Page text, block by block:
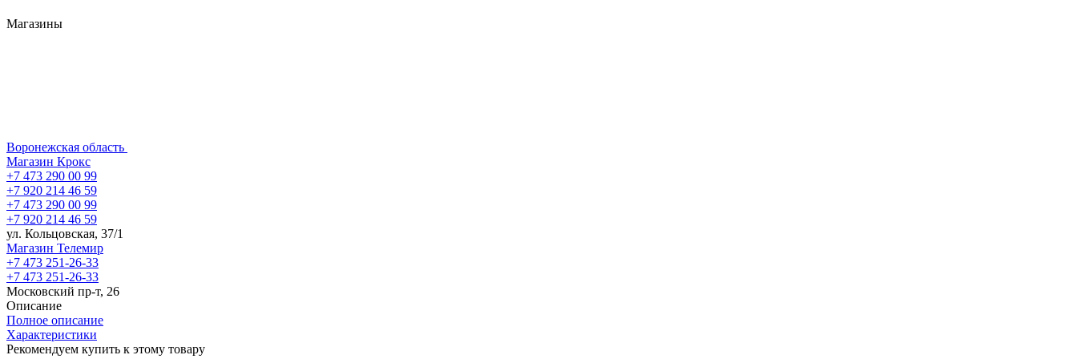
Магазины
Воронежская область
Магазин Крокс
+7 473 290 00 99
+7 920 214 46 59
+7 473 290 00 99
+7 920 214 46 59
ул. Кольцовская, 37/1
Магазин Телемир
+7 473 251-26-33
+7 473 251-26-33
Московский пр-т, 26
Описание
Полное описание
Характеристики
Рекомендуем купить к этому товару